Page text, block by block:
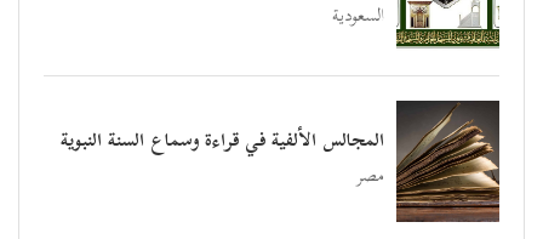
السعودية
المجالس الألفية في قراءة وسماع السنة النبوية
مصر